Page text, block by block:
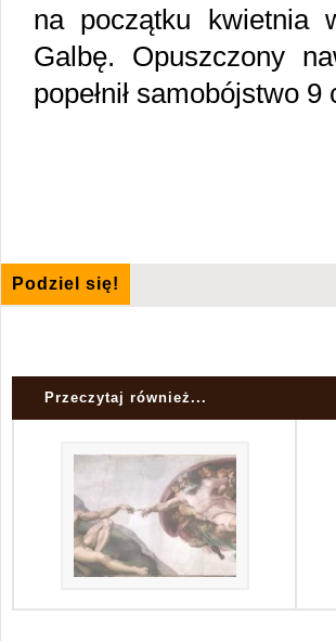
na początku kwietnia
Galbę. Opuszczony
popełnił samobójstwo
Podziel się!
Przeczytaj również...